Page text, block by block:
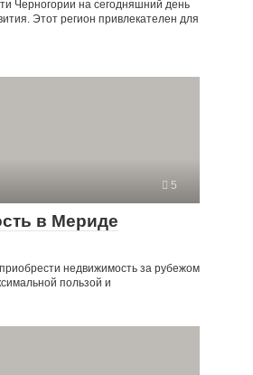
Черногории на сегодняшний день
Этот регион привлекателен для
5
в Мериде
недвижимость за рубежом
пользой и